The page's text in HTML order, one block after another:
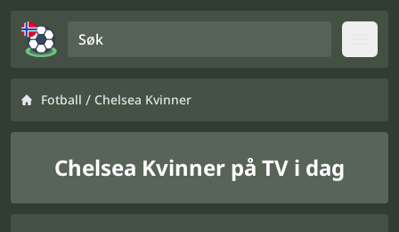
Fotball / Chelsea Kvinner
Chelsea Kvinner på TV i dag